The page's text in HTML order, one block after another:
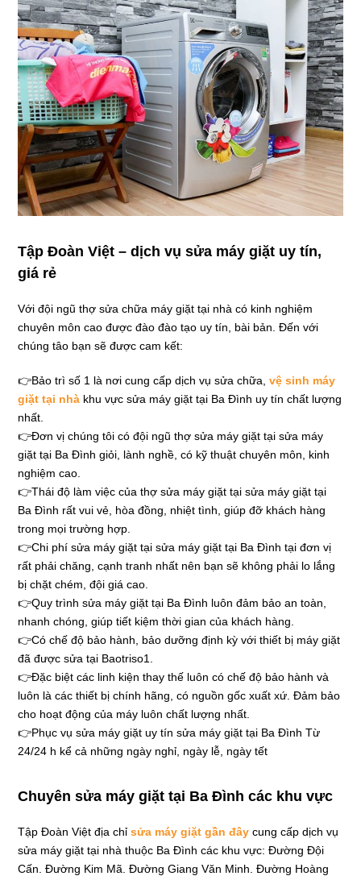
Tập Đoàn Việt – dịch vụ sửa máy giặt uy tín,
giá rẻ
Với đội ngũ thợ sửa chữa máy giặt tại nhà có kinh nghiệm
chuyên môn cao được đào đào tạo uy tín, bài bản. Đến với
chúng tâo bạn sẽ được cam kết:
👉Bảo trì số 1 là nơi cung cấp dịch vụ sửa chữa,vệ sinh máy
giặt tại nhà khu vực sửa máy giặt tại Ba Đình uy tín chất lượng
nhất.
👉Đơn vị chúng tôi có đội ngũ thợ sửa máy giặt tại sửa máy
giặt tại Ba Đình giỏi, lành nghề, có kỹ thuật chuyên môn, kinh
nghiệm cao.
👉Thái độ làm việc của thợ sửa máy giặt tại sửa máy giặt tại
Ba Đình rất vui vẻ, hòa đồng, nhiệt tình, giúp đỡ khách hàng
trong mọi trường hợp.
👉Chi phí sửa máy giặt tại sửa máy giặt tại Ba Đình tại đơn vị
rất phải chăng, cạnh tranh nhất nên bạn sẽ không phải lo lắng
bị chặt chém, đội giá cao.
👉Quy trình sửa máy giặt tại Ba Đình luôn đảm bảo an toàn,
nhanh chóng, giúp tiết kiệm thời gian của khách hàng.
👉Có chế độ bảo hành, bảo dưỡng định kỳ với thiết bị máy giặt
đã được sửa tại Baotriso1.
👉Đặc biệt các linh kiện thay thế luôn có chế độ bảo hành và
luôn là các thiết bị chính hãng, có nguồn gốc xuất xứ. Đảm bảo
cho hoạt động của máy luôn chất lượng nhất.
👉Phục vụ sửa máy giặt uy tín sửa máy giặt tại Ba Đình Từ
24/24 h kể cả những ngày nghỉ, ngày lễ, ngày tết
Chuyên sửa máy giặt tại Ba Đình các khu vực
Tập Đoàn Việt địa chỉsửa máy giặt gần đây cung cấp dịch vụ
sửa máy giặt tại nhà thuộc Ba Đình các khu vực: Đường Đội
Cấn. Đường Kim Mã. Đường Giang Văn Minh. Đường Hoàng